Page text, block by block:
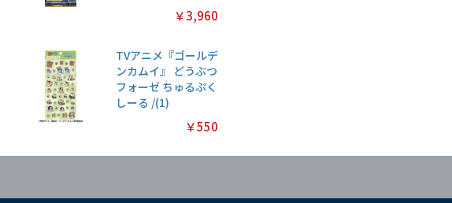
￥3,960
TVアニメ『ゴールデ
ンカムイ』 どうぶつ
フォーゼ ちゅるぷく
しーる /(1)
￥550